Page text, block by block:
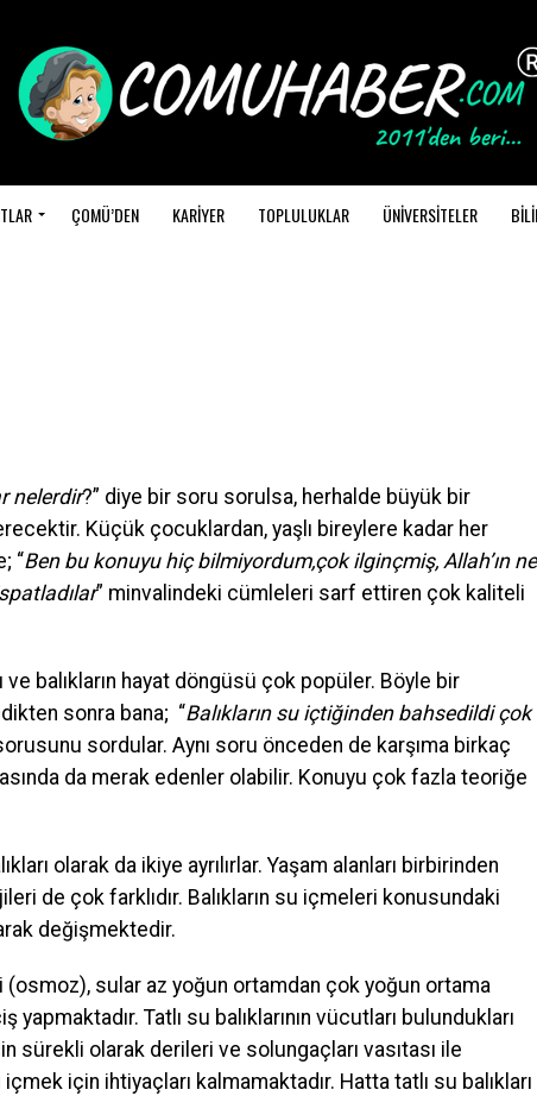
ÇOMÜ’DEN KARİYER TOPLULUKLAR ÜNİVERSİTELER
nelerdir?” diye bir soru sorulsa, herhalde büyük bir
Küçük çocuklardan, yaşlı bireylere kadar her
“Ben bu konuyu hiç bilmiyordum,çok ilginçmiş, Allah’ın ne
” minvalindeki cümleleri sarf ettiren çok kaliteli
balıkların hayat döngüsü çok popüler. Böyle bir
sonra bana; “Balıkların su içtiğinden bahsedildi çok
sordular. Aynı soru önceden de karşıma birkaç
da merak edenler olabilir. Konuyu çok fazla teoriğe
olarak da ikiye ayrılırlar. Yaşam alanları birbirinden
de çok farklıdır. Balıkların su içmeleri konusundaki
değişmektedir.
(osmoz), sular az yoğun ortamdan çok yoğun ortama
Tatlı su balıklarının vücutları bulundukları
sürekli olarak derileri ve solungaçları vasıtası ile
için ihtiyaçları kalmamaktadır. Hatta tatlı su balıkları